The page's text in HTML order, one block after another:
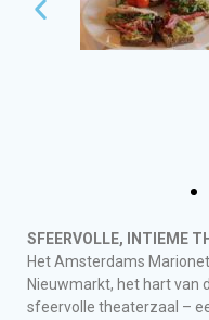
SFEERVOLLE, INTIEME
Het Amsterdams
Nieuwmarkt, het hart van
sfeervolle theaterzaal –